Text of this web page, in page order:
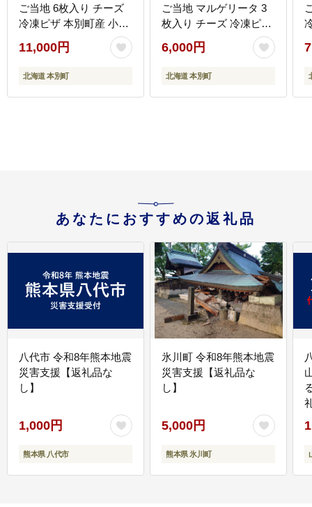
ご当地 6枚入り チーズ
冷凍ピザ 本別町産 小麦
トマト ピザ グルメ ピッ
ザ PIZZA pizza《1-5日
以内に出荷予定(土日祝
hfn_fhkmpz_s_26_11000_6p-
11,000円
北海道 本別町
ご当地 マルゲリータ 3
枚入り チーズ 冷凍ピザ
本別町産 小麦 トマト ピ
ザ グルメ ピッザ PIZZA
pizza《1-5日以内に出荷
hfn_fhkmpz_s_26_6000_3p-
6,000円
北海道 本別町
あなたにおすすめの返礼品
八代市 令和8年熊本地震
災害支援【返礼品な
し】
1,000円
熊本県 八代市
氷川町 令和8年熊本地震
災害支援【返礼品な
し】
5,000円
熊本県 氷川町